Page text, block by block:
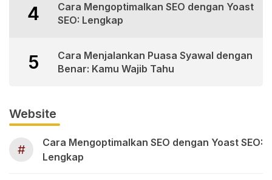
4
Cara Mengoptimalkan SEO dengan Yoast
SEO: Lengkap
5
Cara Menjalankan Puasa Syawal dengan
Benar: Kamu Wajib Tahu
Website
#
Cara Mengoptimalkan SEO dengan Yoast SEO:
Lengkap